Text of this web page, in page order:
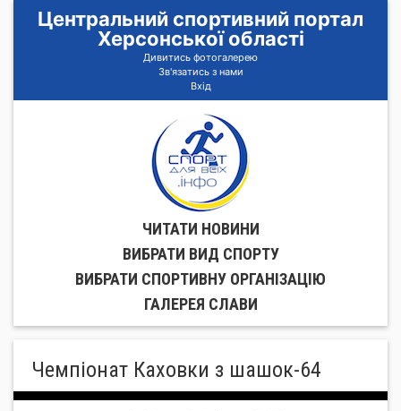
Центральний спортивний портал
Херсонської області
Дивитись фотогалерею
Зв'язатись з нами
Вхід
ЧИТАТИ НОВИНИ
ВИБРАТИ ВИД СПОРТУ
ВИБРАТИ СПОРТИВНУ ОРГАНIЗАЦIЮ
ГАЛЕРЕЯ СЛАВИ
Чемпіонат Каховки з шашок-64